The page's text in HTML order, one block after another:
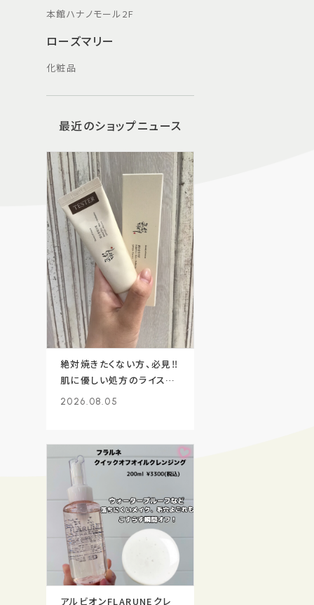
本館ハナノモール2F
ローズマリー
化粧品
最近のショップニュース
絶対焼きたくない方、必見‼️
肌に優しい処方のライスサ
ンクリーム✨
2026.08.05
アルビオンFLARUNEクレ